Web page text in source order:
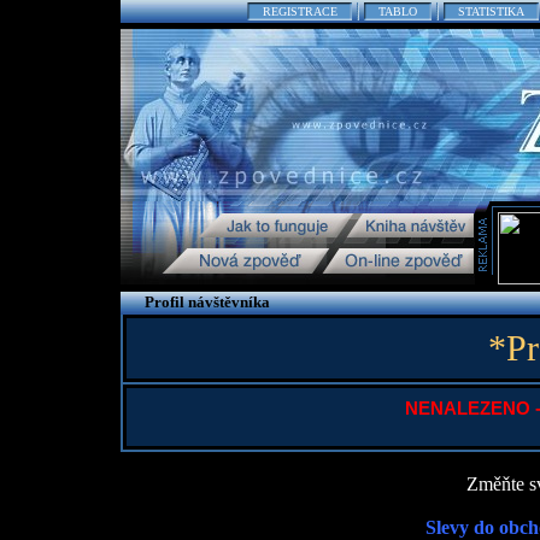
REGISTRACE TABLO STATISTIKA
Profil návštěvníka
NENALEZENO
Změňte
Slevy do